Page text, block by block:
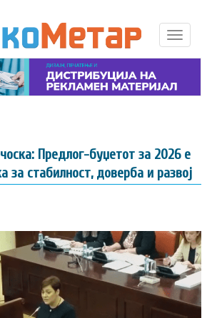
Предлог-буџетот за 2026 е
за стабилност, доверба и развој